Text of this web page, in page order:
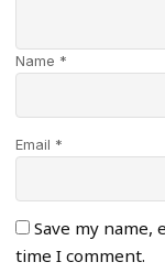
Name *
Email *
Save my
time I comment.